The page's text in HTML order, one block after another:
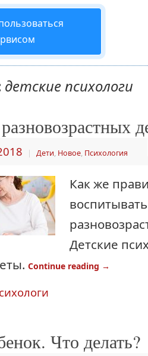
детские психологи
| Дети, Новое, Психология
Как же
Детские
Continue reading →
Что делать?